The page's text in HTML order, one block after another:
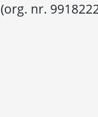
(org. nr.